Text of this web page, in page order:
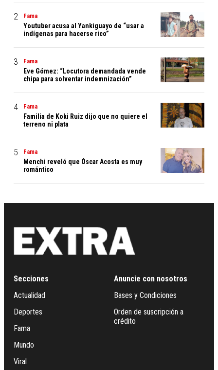
Fama
Youtuber acusa al Yankiguayo de “usar a
indígenas para hacerse rico”
Fama
Eve Gómez: “Locutora demandada vende
chipa para solventar indemnización”
Fama
Familia de Koki Ruiz dijo que no quiere el
terreno ni plata
Fama
Menchi reveló que Óscar Acosta es muy
romántico
Secciones
Actualidad
Deportes
Fama
Mundo
Viral
Anuncie con nosotros
Bases y Condiciones
Orden de suscripción a
crédito